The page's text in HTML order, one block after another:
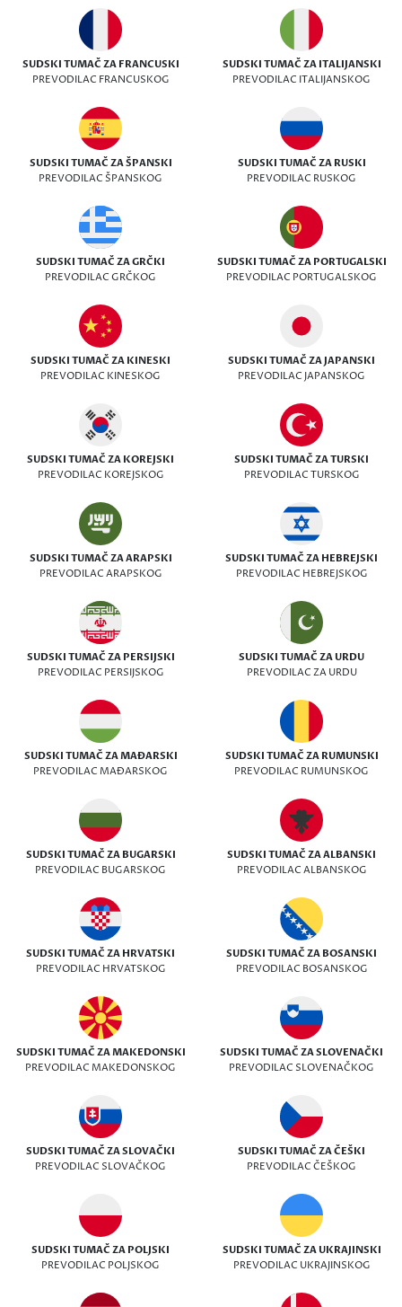
SUDSKI TUMAČ ZA FRANCUSKI
PREVODILAC FRANCUSKOG
SUDSKI TUMAČ ZA ITALIJANSKI
PREVODILAC ITALIJANSKOG
SUDSKI TUMAČ ZA ŠPANSKI
PREVODILAC ŠPANSKOG
SUDSKI TUMAČ ZA RUSKI
PREVODILAC RUSKOG
SUDSKI TUMAČ ZA GRČKI
PREVODILAC GRČKOG
SUDSKI TUMAČ ZA PORTUGALSKI
PREVODILAC PORTUGALSKOG
SUDSKI TUMAČ ZA KINESKI
PREVODILAC KINESKOG
SUDSKI TUMAČ ZA JAPANSKI
PREVODILAC JAPANSKOG
SUDSKI TUMAČ ZA KOREJSKI
PREVODILAC KOREJSKOG
SUDSKI TUMAČ ZA TURSKI
PREVODILAC TURSKOG
SUDSKI TUMAČ ZA ARAPSKI
PREVODILAC ARAPSKOG
SUDSKI TUMAČ ZA HEBREJSKI
PREVODILAC HEBREJSKOG
SUDSKI TUMAČ ZA PERSIJSKI
PREVODILAC PERSIJSKOG
SUDSKI TUMAČ ZA URDU
PREVODILAC ZA URDU
SUDSKI TUMAČ ZA MAĐARSKI
PREVODILAC MAĐARSKOG
SUDSKI TUMAČ ZA RUMUNSKI
PREVODILAC RUMUNSKOG
SUDSKI TUMAČ ZA BUGARSKI
PREVODILAC BUGARSKOG
SUDSKI TUMAČ ZA ALBANSKI
PREVODILAC ALBANSKOG
SUDSKI TUMAČ ZA HRVATSKI
PREVODILAC HRVATSKOG
SUDSKI TUMAČ ZA BOSANSKI
PREVODILAC BOSANSKOG
SUDSKI TUMAČ ZA MAKEDONSKI
PREVODILAC MAKEDONSKOG
SUDSKI TUMAČ ZA SLOVENAČKI
PREVODILAC SLOVENAČKOG
SUDSKI TUMAČ ZA SLOVAČKI
PREVODILAC SLOVAČKOG
SUDSKI TUMAČ ZA ČEŠKI
PREVODILAC ČEŠKOG
SUDSKI TUMAČ ZA POLJSKI
PREVODILAC POLJSKOG
SUDSKI TUMAČ ZA UKRAJINSKI
PREVODILAC UKRAJINSKOG